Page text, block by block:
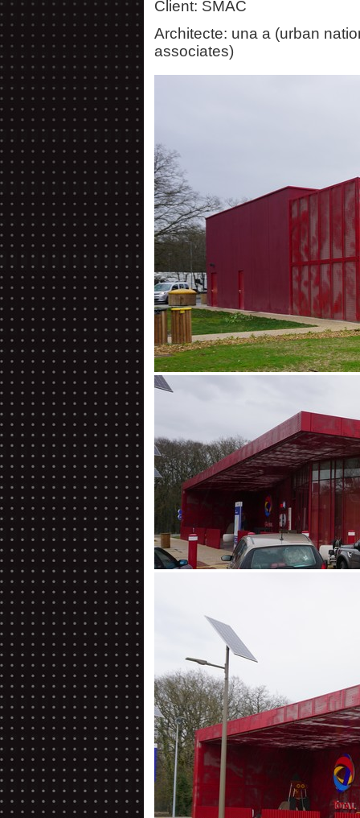
Client: SMAC
Architecte: una a (urban
associates)